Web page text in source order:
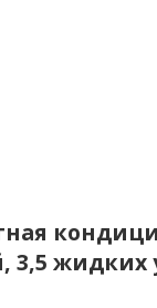
3,5 жидких